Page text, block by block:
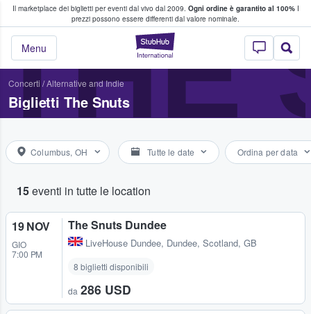
Il marketplace dei biglietti per eventi dal vivo dal 2009. Ogni ordine è garantito al 100%I
prezzi possono essere differenti dal valore nominale.
StubHub - Dove
Menu
fan comprano e vendono biglietti
Concerti /Alternative and Indie
Biglietti The Snuts
Columbus, OH Tutte le date Ordina per data
15eventi in tutte le location
19 NOV
GIO
7:00 PM
The Snuts Dundee
LiveHouse Dundee, Dundee, Scotland, GB
8 biglietti disponibili
da 286 USD